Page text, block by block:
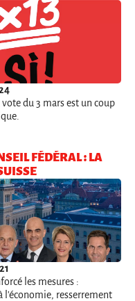
du 3 mars est un coup
FÉDÉRAL : LA
les mesures :
l'économie, resserrement